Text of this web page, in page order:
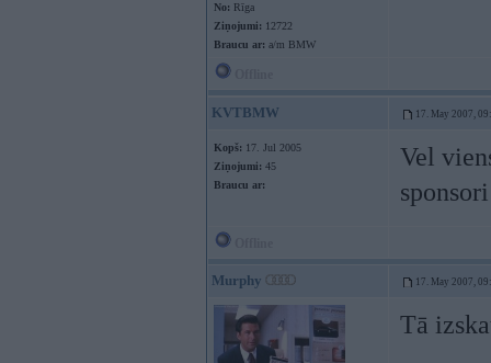
No: Rīga
Ziņojumi: 12722
Braucu ar: a/m BMW
KVTBMW 17. May 2007,
Kopš: 17. Jul 2005
Ziņojumi: 45
Braucu ar:
Vel
Murphy 17. May 2007,
Tā